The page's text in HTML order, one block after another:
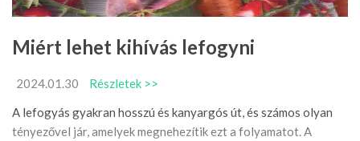
Miért lehet kihívás lefogyni
2024.01.30
Részletek >>
A lefogyás gyakran hosszú és kanyargós út, és számos olyan
tényezővel jár, amelyek megnehezítik ezt a folyamatot. A